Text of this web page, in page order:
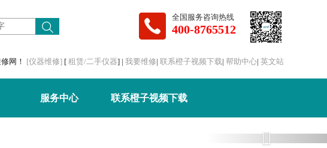
全国服务咨询热线
400-8765512
！ [仪器维修] [ 租赁/二手仪器] | 我要维修| 联系橙子视频下载| 帮助中心| 英文站
服务中心 联系橙子视频下载
Next